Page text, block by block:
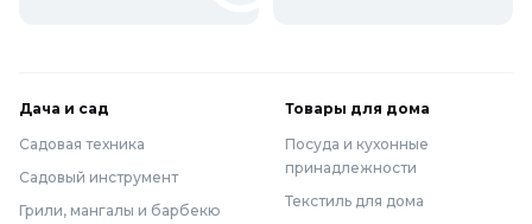
Дача и сад
Садовая техника
Садовый инструмент
Грили, мангалы и барбекю
Товары для дома
Посуда и кухонные
принадлежности
Текстиль для дома